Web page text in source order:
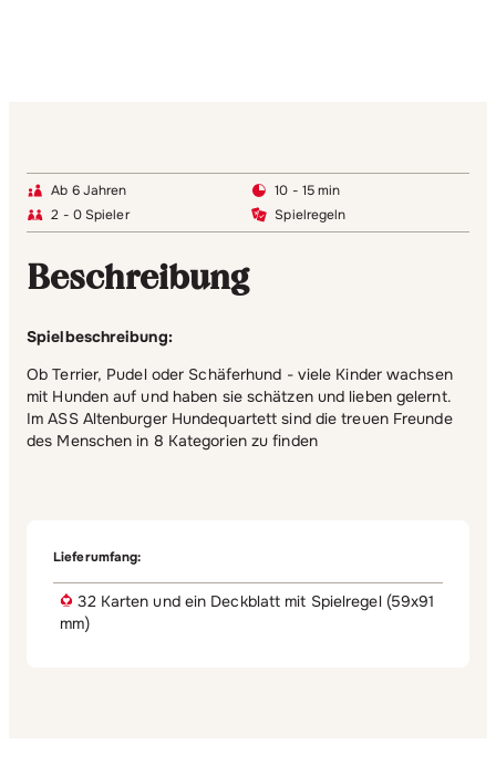
Ab 6 Jahren
10 - 15 min
2 - 0 Spieler
Spielregeln
Beschreibung
Spielbeschreibung:
Ob Terrier, Pudel oder Schäferhund - viele Kinder wachsen
mit Hunden auf und haben sie schätzen und lieben gelernt.
Im ASS Altenburger Hundequartett sind die treuen Freunde
des Menschen in 8 Kategorien zu finden
Lieferumfang:
32 Karten und ein Deckblatt mit Spielregel (59x91
mm)